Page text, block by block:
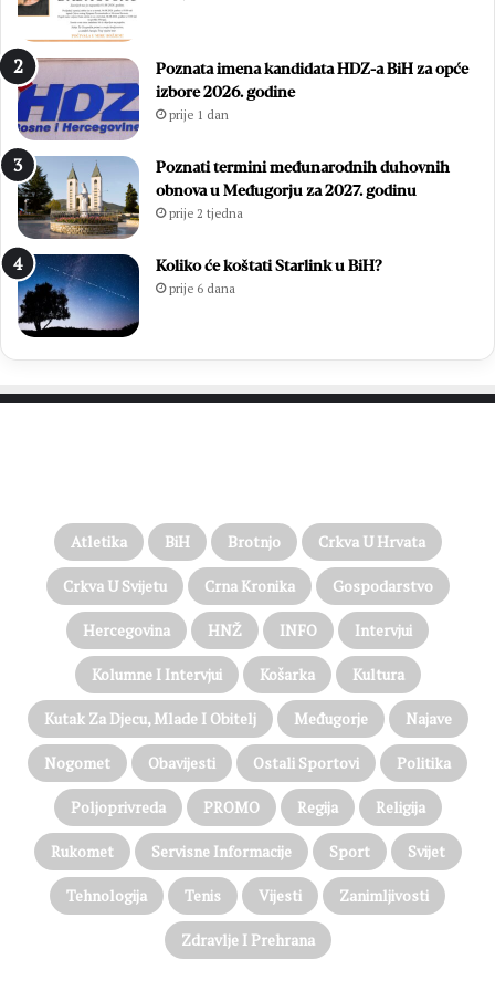
Poznata imena kandidata HDZ-a BiH za opće
izbore 2026. godine
prije 1 dan
Poznati termini međunarodnih duhovnih
obnova u Međugorju za 2027. godinu
prije 2 tjedna
Koliko će koštati Starlink u BiH?
prije 6 dana
Atletika BiH Brotnjo Crkva U Hrvata
Crkva U Svijetu Crna Kronika Gospodarstvo
Hercegovina HNŽ INFO Intervjui
Kolumne I Intervjui Košarka Kultura
Kutak Za Djecu, Mlade I Obitelj Međugorje Najave
Nogomet Obavijesti Ostali Sportovi Politika
Poljoprivreda PROMO Regija Religija
Rukomet Servisne Informacije Sport Svijet
Tehnologija Tenis Vijesti Zanimljivosti
Zdravlje I Prehrana